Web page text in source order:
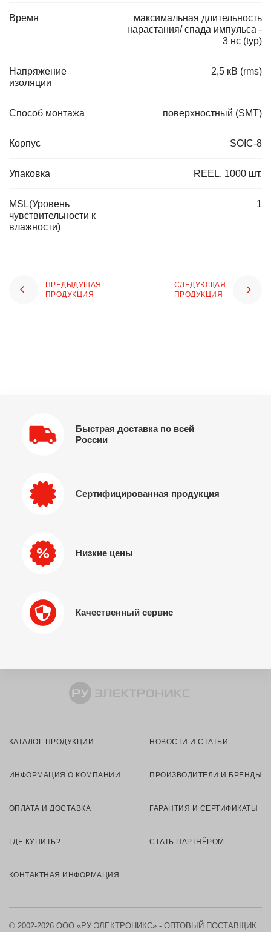
Время
максимальная длительность
нарастания/ спада импульса -
3 нс (typ)
Напряжение
изоляции
2,5 кВ (rms)
Способ монтажа поверхностный (SMT)
Корпус SOIC-8
Упаковка REEL, 1000 шт.
MSL(Уровень
чувствительности к
влажности)
1
ПРЕДЫДУЩАЯ
ПРОДУКЦИЯ
СЛЕДУЮЩАЯ
ПРОДУКЦИЯ
Быстрая доставка по всей
России
Сертифицированная продукция
Низкие цены
Качественный сервис
КАТАЛОГ ПРОДУКЦИИ НОВОСТИ И СТАТЬИ
ИНФОРМАЦИЯ О КОМПАНИИ ПРОИЗВОДИТЕЛИ И БРЕНДЫ
ОПЛАТА И ДОСТАВКА ГАРАНТИЯ И СЕРТИФИКАТЫ
ГДЕ КУПИТЬ? СТАТЬ ПАРТНЁРОМ
КОНТАКТНАЯ ИНФОРМАЦИЯ
© 2002-2026 ООО «РУ ЭЛЕКТРОНИКС» - ОПТОВЫЙ ПОСТАВЩИК